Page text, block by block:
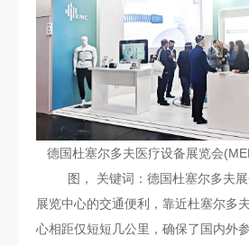
德国杜塞尔多夫医疗设备展览会
图， 关键词：德国杜塞尔多夫
展览中心的交通便利，靠近杜塞尔多
心相距仅短短几公里，确保了国内外